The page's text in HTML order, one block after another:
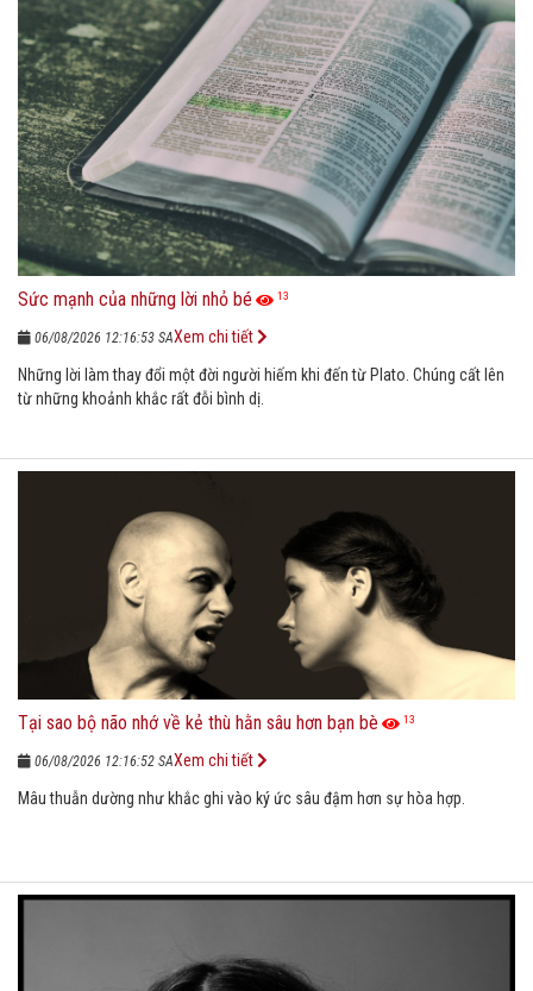
Sức mạnh của những lời nhỏ bé 13
06/08/2026 12:16:53 SA
Những lời làm thay đổi một đời người hiếm khi đến từ Plato. Chúng cất lên
từ những khoảnh khắc rất đỗi bình dị.
Xem chi tiết
Tại sao bộ não nhớ về kẻ thù hằn sâu hơn bạn bè 13
06/08/2026 12:16:52 SA
Mâu thuẫn dường như khắc ghi vào ký ức sâu đậm hơn sự hòa hợp.
Xem chi tiết